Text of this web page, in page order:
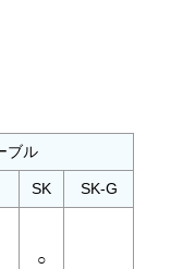
ブル
SK SK-G
○